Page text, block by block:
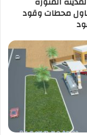
مقاول محطات وقود